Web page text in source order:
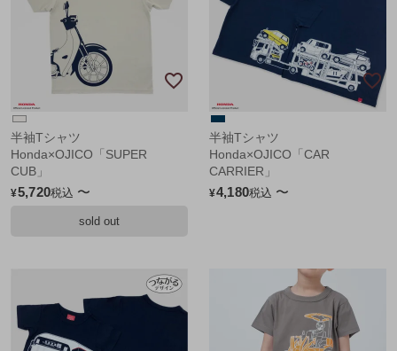
半袖Tシャツ
Honda×OJICO「SUPER
CUB」
¥5,720税込 〜
sold out
半袖Tシャツ
Honda×OJICO「CAR
CARRIER」
¥4,180税込 〜